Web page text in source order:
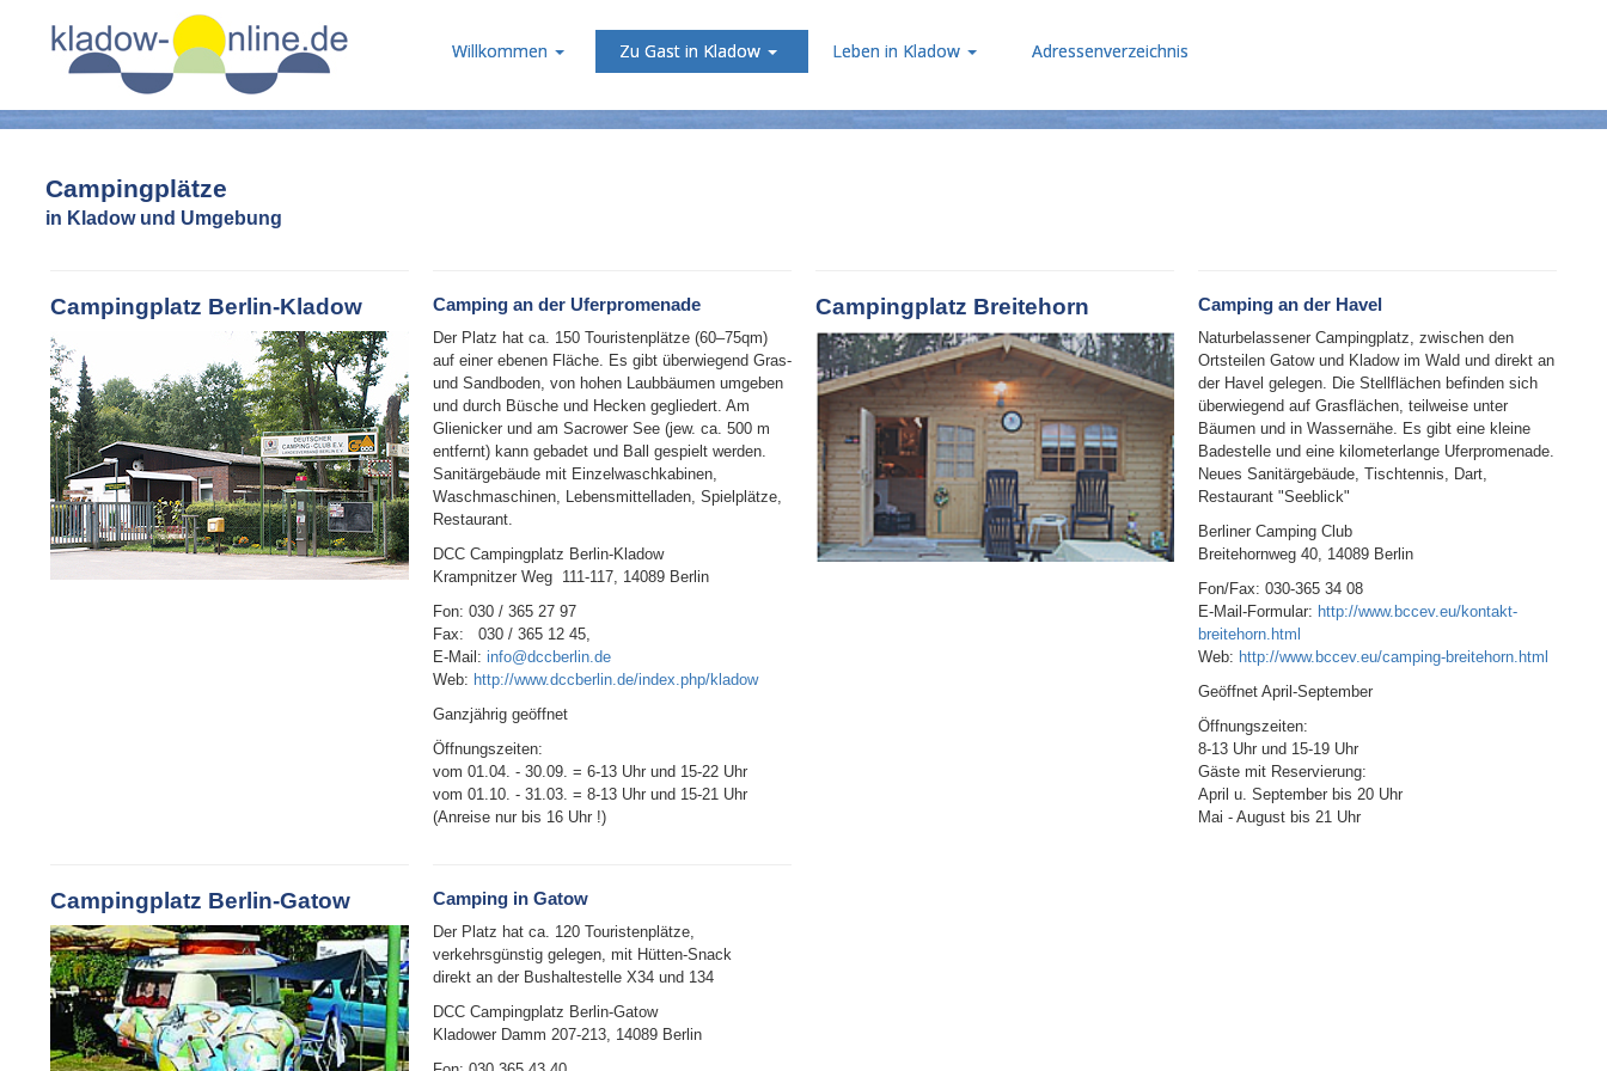
Willkommen Zu Gast in Kladow Leben in Kladow Adressenverzeichnis
Campingplätze
in Kladow und Umgebung
Campingplatz Berlin-Kladow Camping an der Uferpromenade
Der Platz hat ca. 150 Touristenplätze (60–75qm)
auf einer ebenen Fläche. Es gibt überwiegend Gras-
und Sandboden, von hohen Laubbäumen umgeben
und durch Büsche und Hecken gegliedert. Am
Glienicker und am Sacrower See (jew. ca. 500 m
entfernt) kann gebadet und Ball gespielt werden.
Sanitärgebäude mit Einzelwaschkabinen,
Waschmaschinen, Lebensmittelladen, Spielplätze,
Restaurant.
DCC Campingplatz Berlin-Kladow
Krampnitzer Weg 111-117, 14089 Berlin
Fon: 030 / 365 27 97
Fax: 030 / 365 12 45,
E-Mail: info@dccberlin.de
Web: http://www.dccberlin.de/index.php/kladow
Ganzjährig geöffnet
Öffnungszeiten:
vom 01.04. - 30.09. = 6-13 Uhr und 15-22 Uhr
vom 01.10. - 31.03. = 8-13 Uhr und 15-21 Uhr
(Anreise nur bis 16 Uhr !)
Campingplatz Breitehorn Camping an der Havel
Naturbelassener Campingplatz, zwischen den
Ortsteilen Gatow und Kladow im Wald und direkt an
der Havel gelegen. Die Stellflächen befinden sich
überwiegend auf Grasflächen, teilweise unter
Bäumen und in Wassernähe. Es gibt eine kleine
Badestelle und eine kilometerlange Uferpromenade.
Neues Sanitärgebäude, Tischtennis, Dart,
Restaurant "Seeblick"
Berliner Camping Club
Breitehornweg 40, 14089 Berlin
Fon/Fax: 030-365 34 08
E-Mail-Formular: http://www.bccev.eu/kontakt-
breitehorn.html
Web: http://www.bccev.eu/camping-breitehorn.html
Geöffnet April-September
Öffnungszeiten:
8-13 Uhr und 15-19 Uhr
Gäste mit Reservierung:
April u. September bis 20 Uhr
Mai - August bis 21 Uhr
Campingplatz Berlin-Gatow Camping in Gatow
Der Platz hat ca. 120 Touristenplätze,
verkehrsgünstig gelegen, mit Hütten-Snack
direkt an der Bushaltestelle X34 und 134
DCC Campingplatz Berlin-Gatow
Kladower Damm 207-213, 14089 Berlin